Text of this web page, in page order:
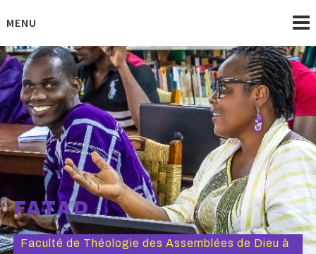
toMENU
FATAD
Faculté de Théologie des Assemblées de Dieu à